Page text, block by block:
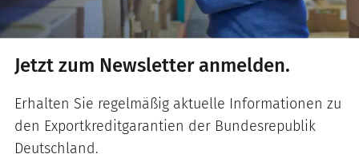
Jetzt zum Newsletter anmelden.
Erhalten Sie regelmäßig aktuelle Informationen zu
den Exportkreditgarantien der Bundesrepublik
Deutschland.